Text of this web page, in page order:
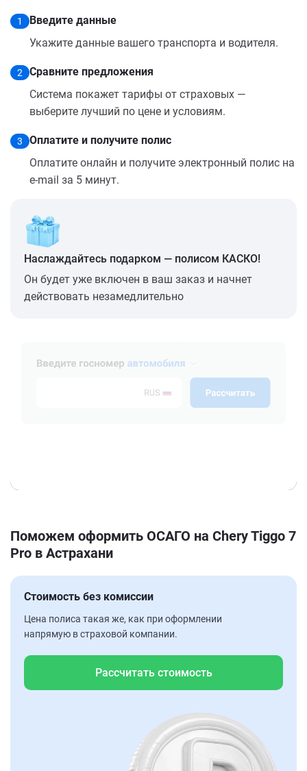
1
Введите данные
Укажите данные вашего транспорта и водителя.
2
Сравните предложения
Система покажет тарифы от страховых —
выберите лучший по цене и условиям.
3
Оплатите и получите полис
Оплатите онлайн и получите электронный полис на
e-mail за 5 минут.
Наслаждайтесь подарком — полисом КАСКО!
Он будет уже включен в ваш заказ и начнет
действовать незамедлительно
Поможем оформить ОСАГО на Chery Tiggo 7
Pro в Астрахани
Стоимость без комиссии
Цена полиса такая же, как при оформлении
напрямую в страховой компании.
Рассчитать стоимость